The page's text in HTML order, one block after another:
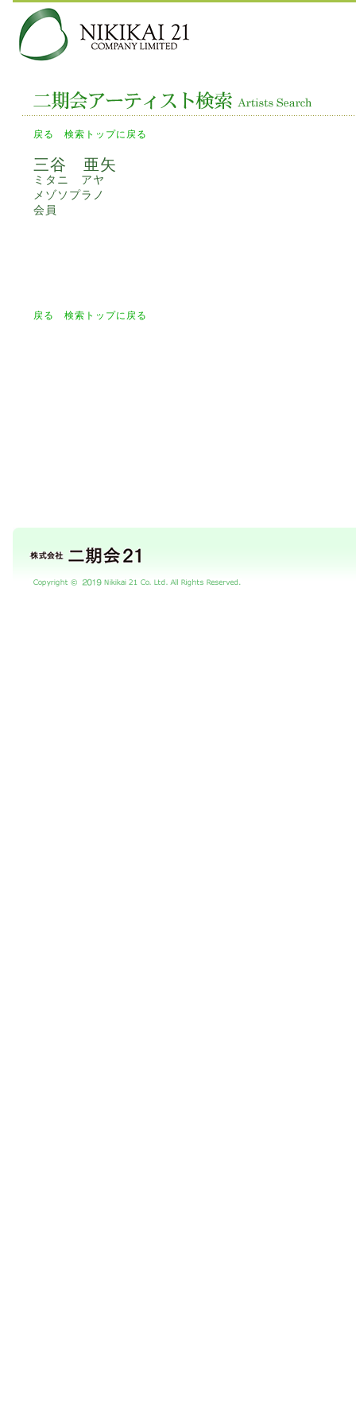
戻る 検索トップに戻る
三谷 亜矢
ミタニ アヤ
メゾソプラノ
会員
戻る 検索トップに戻る